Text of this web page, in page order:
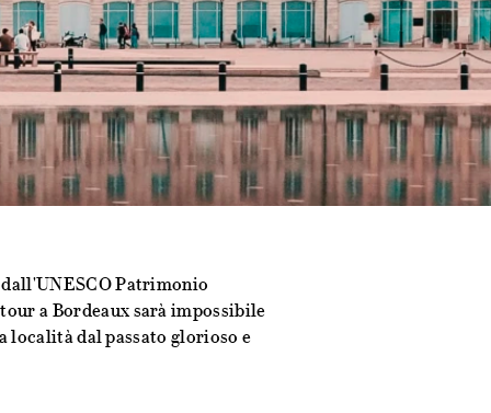
Patrimonio
a Bordeaux sarà impossibile
località dal passato glorioso e